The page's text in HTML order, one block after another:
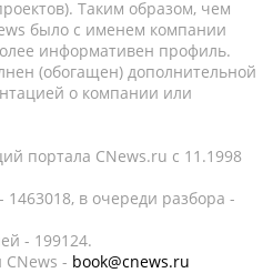
Таким образом, чем
было с именем компании
информативен профиль.
(обогащен) дополнительной
о компании или
портала CNews.ru c 11.1998
в очереди разбора -
- 199124.
CNews - book@cnews.ru